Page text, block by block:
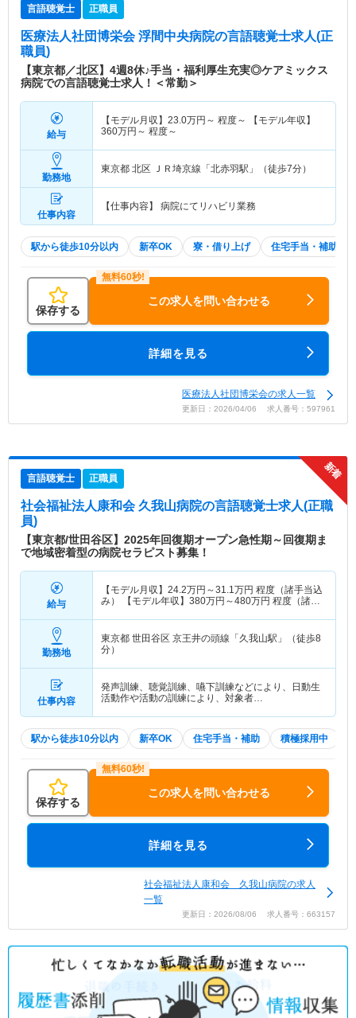
言語聴覚士 正職員
医療法人社団博栄会 浮間中央病院の言語聴覚士求人(正
職員)
【東京都／北区】4週8休♪手当・福利厚生充実◎ケアミックス
病院での言語聴覚士求人！＜常勤＞
給与
【モデル月収】 23.0万円～ 程度～ 【モデル年収】
360万円～ 程度～
勤務地
東京都 北区 ＪＲ埼京線「北赤羽駅」（徒歩7分）
仕事内容
【仕事内容】 病院にてリハビリ業務
駅から徒歩10分以内 新卒OK 寮・借り上げ 住宅手当・補助
保存する
この求人を問い合わせる
詳細を見る
医療法人社団博栄会の求人一覧
更新日：2026/04/06 求人番号：597961
言語聴覚士 正職員
社会福祉法人康和会 久我山病院の言語聴覚士求人(正職
員)
【東京都/世田谷区】2025年回復期オープン急性期～回復期ま
で地域密着型の病院セラピスト募集！
給与
【モデル月収】 24.2万円～31.1 万円 程度（諸手当込
み） 【モデル年収】 380万円～480万円 程度（諸手
勤務地
東京都 世田谷区 京王井の頭線「久我山駅」（徒歩8
分）
仕事内容
発声訓練、聴覚訓練、嚥下訓練などにより、日動生
活動作や活動の訓練により、対象者…
駅から徒歩10分以内 新卒OK 住宅手当・補助 積極採用中
保存する
この求人を問い合わせる
詳細を見る
社会福祉法人康和会 久我山病院の求人
一覧
更新日：2026/08/06 求人番号：663157